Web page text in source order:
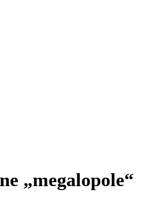
„megalopole“